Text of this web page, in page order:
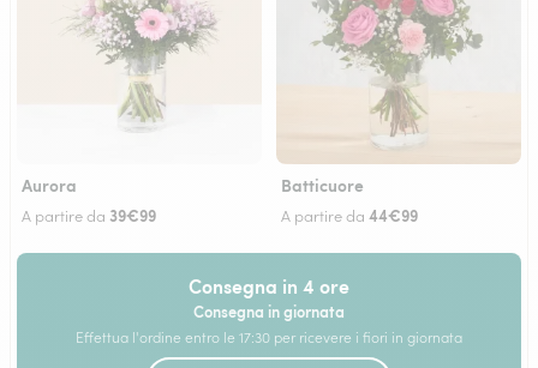
Aurora
A partire da 39€99
Batticuore
A partire da 44€99
Consegna in 4 ore
Consegna in giornata
Effettua l'ordine entro le 17:30 per ricevere i fiori in giornata